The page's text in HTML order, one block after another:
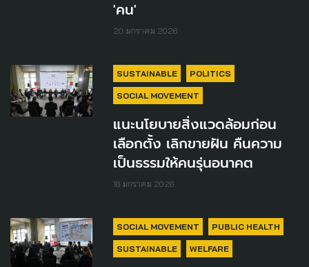
'คน'
20 มกราคม 2026
SUSTAINABLE POLITICS
SOCIAL MOVEMENT
แนะนโยบายสิ่งแวดล้อมก่อน
เลือกตั้ง เลิกขายฝัน คืนความ
เป็นธรรมให้คนรุ่นอนาคต
18 มกราคม 2026
SOCIAL MOVEMENT PUBLIC HEALTH
SUSTAINABLE WELFARE